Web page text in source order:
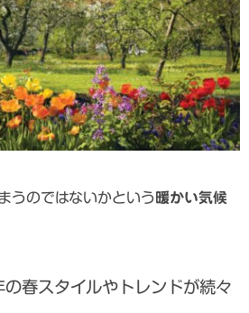
うのではないかという暖かい気候
春スタイルやトレンドが続々